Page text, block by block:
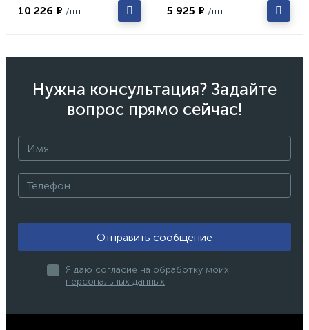
10 226 ₽ /шт 5 925 ₽ /шт
Нужна консультация? Задайте
вопрос прямо сейчас!
Отправить сообщение
Я даю согласие на обработку моих
персональных данных